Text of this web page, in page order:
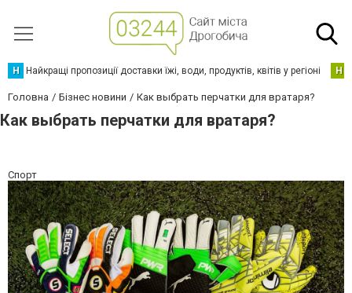
Н Найкращі пропозиції доставки їжі, води, продуктів, квітів у регіоні Н
Головна Бізнес новини Как выбрать перчатки для вратаря?
Как выбрать перчатки для вратаря?
Спорт